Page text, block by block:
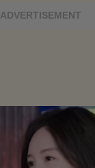
ADVERTISEMENT